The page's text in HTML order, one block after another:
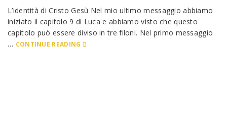
L’identità di Cristo Gesù Nel mio ultimo messaggio abbiamo
iniziato il capitolo 9 di Luca e abbiamo visto che questo
capitolo può essere diviso in tre filoni. Nel primo messaggio
… CONTINUE READING